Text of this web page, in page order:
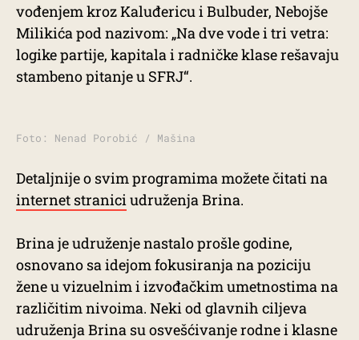
vođenjem kroz Kaluđericu i Bulbuder, Nebojše
Milikića pod nazivom: „Na dve vode i tri vetra:
logike partije, kapitala i radničke klase rešavaju
stambeno pitanje u SFRJ“.
Foto: Nenad Porobić / Mašina
Detaljnije o svim programima možete čitati na
internet stranici udruženja Brina.
Brina je udruženje nastalo prošle godine,
osnovano sa idejom fokusiranja na poziciju
žene u vizuelnim i izvođačkim umetnostima na
različitim nivoima. Neki od glavnih ciljeva
udruženja Brina su osvešćivanje rodne i klasne